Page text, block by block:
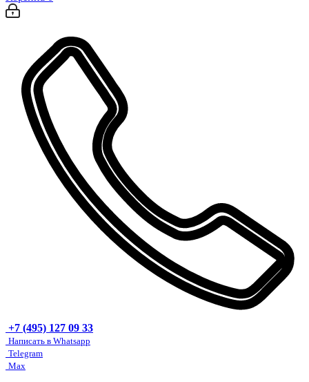
+7 (495) 127 09 33
Написать в Whatsapp
Telegram
Max